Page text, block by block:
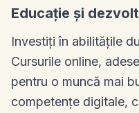
Educație și
Investiți în abilitățile
Cursurile online,
pentru o muncă mai
competențe digitale,